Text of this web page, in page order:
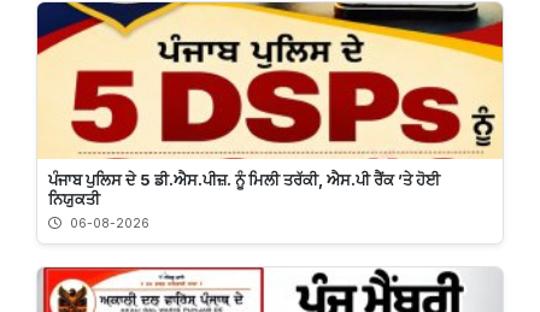
ਪੰਜਾਬ ਪੁਲਿਸ ਦੇ 5 ਡੀ.ਐਸ.ਪੀਜ਼. ਨੂੰ ਮਿਲੀ ਤਰੱਕੀ, ਐਸ.ਪੀ ਰੈਂਕ ’ਤੇ ਹੋਈ
ਨਿਯੁਕਤੀ
06-08-2026